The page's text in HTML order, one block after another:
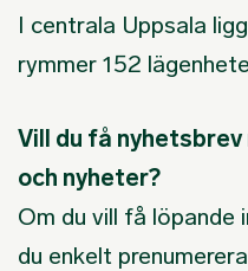
I centrala Uppsala
rymmer 152
Vill du få
och nyheter?
Om du vill få
du enkelt